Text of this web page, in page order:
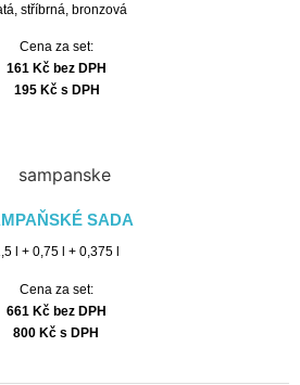
stříbrná, bronzová
Cena za set:
161 Kč bez DPH
195 Kč s DPH
SADA
l + 0,75 l + 0,375 l
Cena za set:
661 Kč bez DPH
800 Kč s DPH